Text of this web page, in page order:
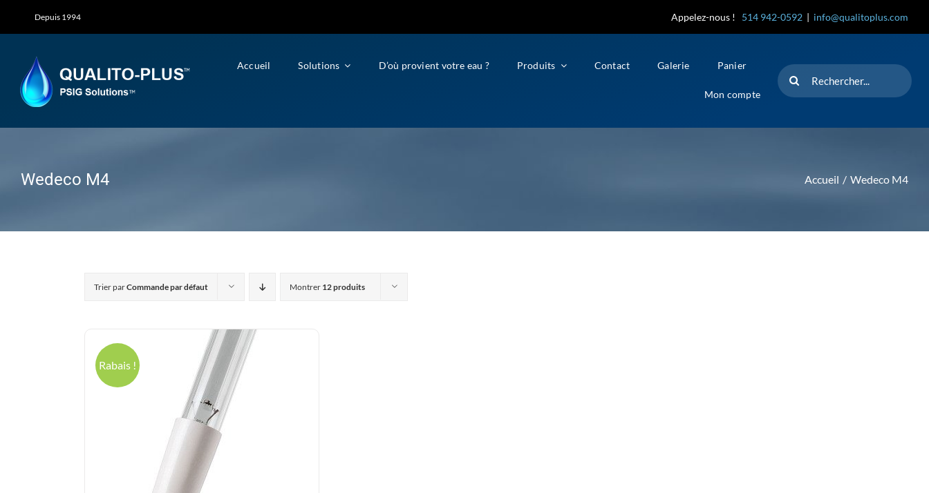
Depuis 1994 Appelez-nous ! 514 942-0592 | info@qualitoplus.com
Accueil Solutions D’où provient votre eau ? Produits Contact Galerie Panier
Mon compte
Rechercher
Wedeco M4 Accueil Wedeco M4
Trier parCommande par défaut Montrer 12 produits
Rabais !